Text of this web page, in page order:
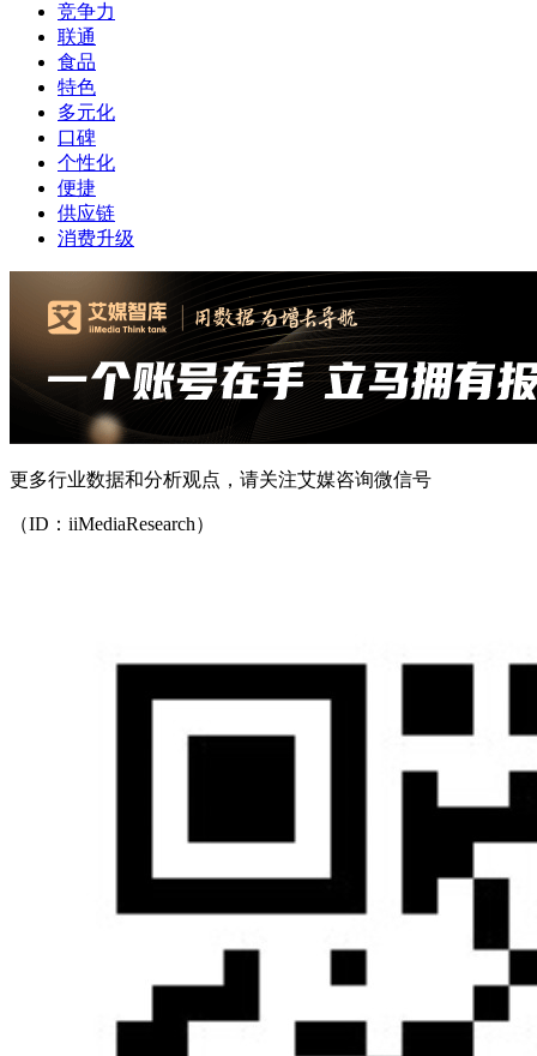
竞争力
联通
食品
特色
多元化
口碑
个性化
便捷
供应链
消费升级
更多行业数据和分析观点，请关注艾媒咨询微信号
（ID：iiMediaResearch）